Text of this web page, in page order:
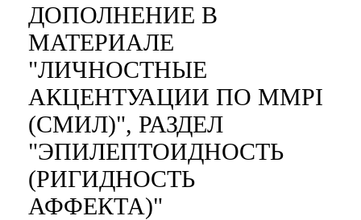
ДОПОЛНЕНИЕ В
МАТЕРИАЛЕ
"ЛИЧНОСТНЫЕ
АКЦЕНТУАЦИИ ПО MMPI
(СМИЛ)", РАЗДЕЛ
"ЭПИЛЕПТОИДНОСТЬ
(РИГИДНОСТЬ
АФФЕКТА)"